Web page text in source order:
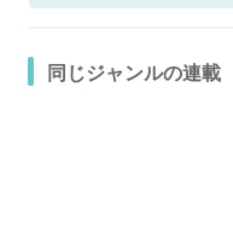
同じジャンルの連載